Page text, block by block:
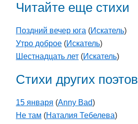
Читайте еще стихи
Поздний вечер юга (Искатель)
Утро доброе (Искатель)
Шестнадцать лет (Искатель)
Стихи других поэтов
15 января (Anny Bad)
Не там (Наталия Тебелева)